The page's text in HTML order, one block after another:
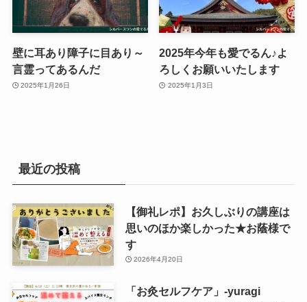
壁に耳あり障子に目あり～
言霊ってあるんだ
2025年1月26日
2025年今年も愛でるん♪よ
ろしくお願いいたします
2025年1月3日
最近の投稿
【御礼レポ】お久しぶりの講座は
思いのほか楽しかった★お蔭様で
す
2026年4月20日
「お灸セルフケア」-yuragi